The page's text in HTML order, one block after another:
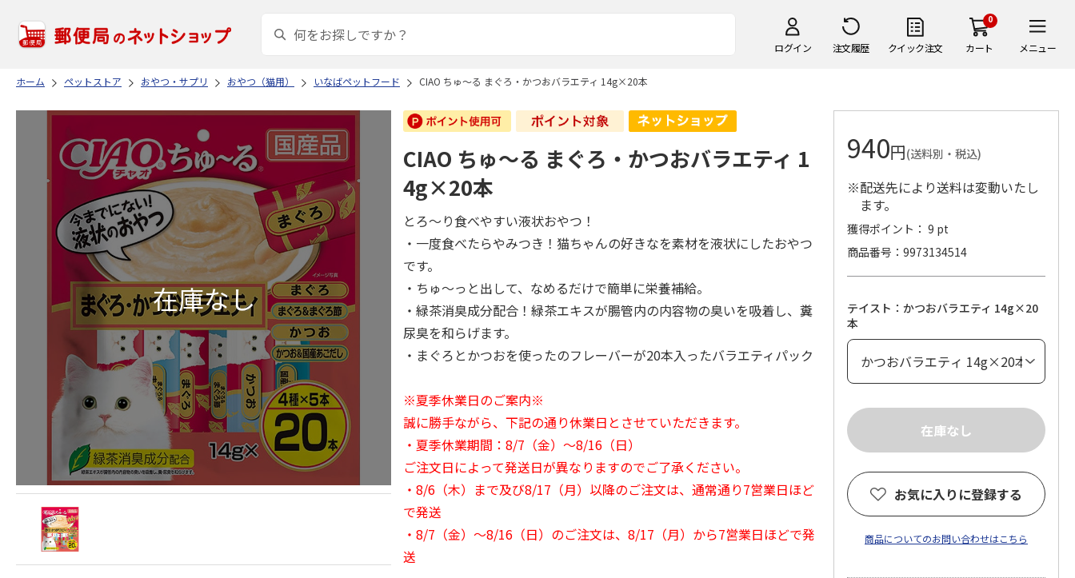
ログイン 注文履歴 クイック注文
0
カート メニュー
ホーム ペットストア おやつ・サプリ おやつ（猫用） いなばペットフード CIAO ちゅ～る まぐろ・かつおバラエティ 14g×20本
CIAO ちゅ～る まぐろ・かつおバラエティ 1
4g×20本
とろ～り食べやすい液状おやつ！
・一度食べたらやみつき！猫ちゃんの好きなを素材を液状にしたおやつ
です。
・ちゅ～っと出して、なめるだけで簡単に栄養補給。
・緑茶消臭成分配合！緑茶エキスが腸管内の内容物の臭いを吸着し、糞
尿臭を和らげます。
・まぐろとかつおを使ったのフレーバーが20本入ったバラエティパック
※夏季休業日のご案内※
誠に勝手ながら、下記の通り休業日とさせていただきます。
・夏季休業期間：8/7（金）～8/16（日）
ご注文日によって発送日が異なりますのでご了承ください。
・8/6（木）まで及び8/17（月）以降のご注文は、通常通り7営業日ほど
で発送
・8/7（金）～8/16（日）のご注文は、8/17（月）から7営業日ほどで発
送
940円(送料別・税込)
※配送先により送料は変動いたし
ます。
獲得ポイント： 9 pt
商品番号
9973134514
テイスト：かつおバラエティ 14g×20
本
お気に入りに登録する
商品についてのお問い合わせはこちら